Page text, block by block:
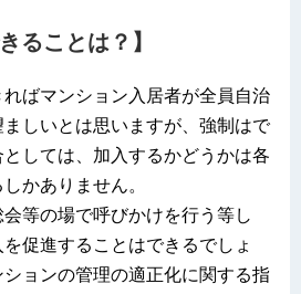
ることは？】
ばマンション入居者が全員自治
しいとは思いますが、強制はで
しては、加入するかどうかは各
かありません。
等の場で呼びかけを行う等し
促進することはできるでしょ
ョンの管理の適正化に関する指